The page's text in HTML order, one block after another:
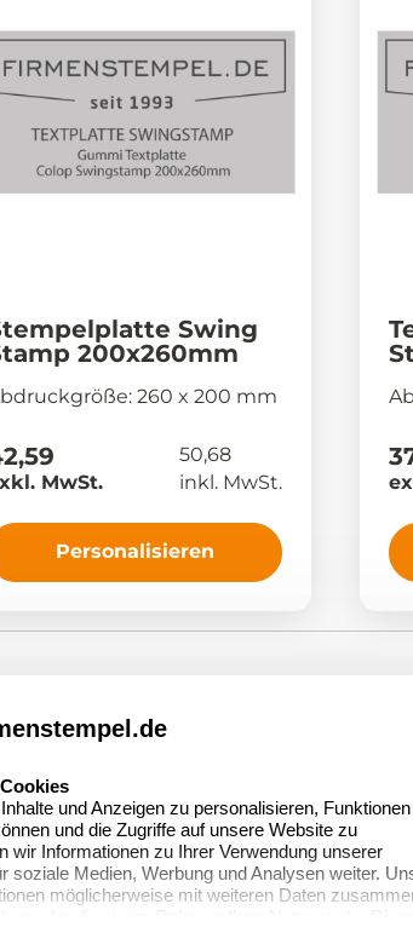
Swing
200x260mm
260 x 200 mm
MwSt.
50,68
inkl. MwSt.
Personalisieren
uns
Widerrufsrecht
und Anzeigen zu personalisieren,
und die Zugriffe auf unsere Website zu
wir Informationen zu Ihrer Verwendung unserer
soziale Medien, Werbung und Analysen weiter.
möglicherweise mit weiteren Daten